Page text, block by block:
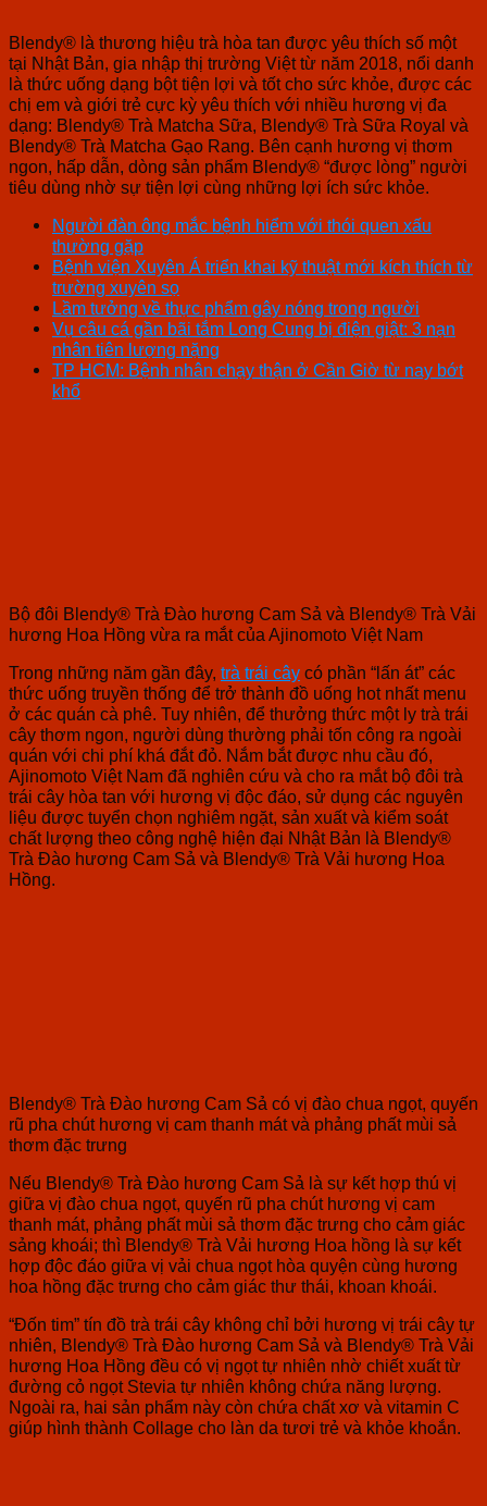
Blendy® là thương hiệu trà hòa tan được yêu thích số một
tại Nhật Bản, gia nhập thị trường Việt từ năm 2018, nổi danh
là thức uống dạng bột tiện lợi và tốt cho sức khỏe, được các
chị em và giới trẻ cực kỳ yêu thích với nhiều hương vị đa
dạng: Blendy® Trà Matcha Sữa, Blendy® Trà Sữa Royal và
Blendy® Trà Matcha Gạo Rang. Bên cạnh hương vị thơm
ngon, hấp dẫn, dòng sản phẩm Blendy® “được lòng” người
tiêu dùng nhờ sự tiện lợi cùng những lợi ích sức khỏe.
Người đàn ông mắc bệnh hiểm với thói quen xấu
thường gặp
Bệnh viện Xuyên Á triển khai kỹ thuật mới kích thích từ
trường xuyên sọ
Lầm tưởng về thực phẩm gây nóng trong người
Vụ câu cá gần bãi tắm Long Cung bị điện giật: 3 nạn
nhân tiên lượng nặng
TP HCM: Bệnh nhân chạy thận ở Cần Giờ từ nay bớt
khổ
Bộ đôi Blendy® Trà Đào hương Cam Sả và Blendy® Trà Vải
hương Hoa Hồng vừa ra mắt của Ajinomoto Việt Nam
Trong những năm gần đây, trà trái cây có phần “lấn át” các
thức uống truyền thống để trở thành đồ uống hot nhất menu
ở các quán cà phê. Tuy nhiên, để thưởng thức một ly trà trái
cây thơm ngon, người dùng thường phải tốn công ra ngoài
quán với chi phí khá đắt đỏ. Nắm bắt được nhu cầu đó,
Ajinomoto Việt Nam đã nghiên cứu và cho ra mắt bộ đôi trà
trái cây hòa tan với hương vị độc đáo, sử dụng các nguyên
liệu được tuyển chọn nghiêm ngặt, sản xuất và kiểm soát
chất lượng theo công nghệ hiện đại Nhật Bản là Blendy®
Trà Đào hương Cam Sả và Blendy® Trà Vải hương Hoa
Hồng.
Blendy® Trà Đào hương Cam Sả có vị đào chua ngọt, quyến
rũ pha chút hương vị cam thanh mát và phảng phất mùi sả
thơm đặc trưng
Nếu Blendy® Trà Đào hương Cam Sả là sự kết hợp thú vị
giữa vị đào chua ngọt, quyến rũ pha chút hương vị cam
thanh mát, phảng phất mùi sả thơm đặc trưng cho cảm giác
sảng khoái; thì Blendy® Trà Vải hương Hoa hồng là sự kết
hợp độc đáo giữa vị vải chua ngọt hòa quyện cùng hương
hoa hồng đặc trưng cho cảm giác thư thái, khoan khoái.
“Đốn tim” tín đồ trà trái cây không chỉ bởi hương vị trái cây tự
nhiên, Blendy® Trà Đào hương Cam Sả và Blendy® Trà Vải
hương Hoa Hồng đều có vị ngọt tự nhiên nhờ chiết xuất từ
đường cỏ ngọt Stevia tự nhiên không chứa năng lượng.
Ngoài ra, hai sản phẩm này còn chứa chất xơ và vitamin C
giúp hình thành Collage cho làn da tươi trẻ và khỏe khoắn.